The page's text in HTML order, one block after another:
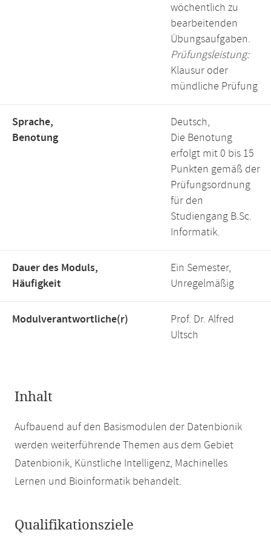
wöchentlich zu
bearbeitenden
Übungsaufgaben.
Prüfungsleistung:
Klausur oder
mündliche Prüfung
Sprache,
Benotung
Deutsch,
Die Benotung
erfolgt mit 0 bis 15
Punkten gemäß der
Prüfungsordnung
für den
Studiengang B.Sc.
Informatik.
Dauer des Moduls,
Häufigkeit
Ein Semester,
Unregelmäßig
Modulverantwortliche(r)
Prof. Dr. Alfred
Ultsch
Inhalt
Aufbauend auf den Basismodulen der Datenbionik
werden weiterführende Themen aus dem Gebiet
Datenbionik, Künstliche Intelligenz, Machinelles
Lernen und Bioinformatik behandelt.
Qualifikationsziele